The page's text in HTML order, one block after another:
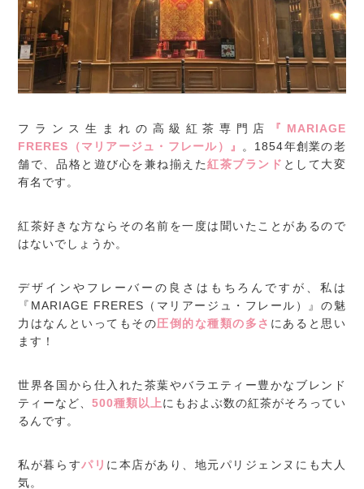
フランス生まれの高級紅茶専門店
『MARIAGE
FRERES（マリアージュ・フレール）』 。1854年創業の老
舗で、品格と遊び心を兼ね揃えた紅茶ブランド として大変
有名です。
紅茶好きな方ならその名前を一度は聞いたことがあるので
はないでしょうか。
デザインやフレーバーの良さはもちろんですが、私は
『MARIAGE FRERES（マリアージュ・フレール）』の魅
力はなんといってもその圧倒的な種類の多さ にあると思い
ます！
世界各国から仕入れた茶葉やバラエティー豊かなブレンド
ティーなど、 500種類以上にもおよぶ数の紅茶がそろってい
るんです。
私が暮らすパリ に本店があり、地元パリジェンヌにも大人
気。